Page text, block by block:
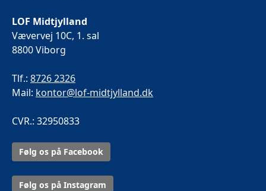
LOF Midtjylland
Vævervej 10C, 1. sal
8800 Viborg
Tlf.: 8726 2326
Mail: kontor@lof-midtjylland.dk
CVR.: 32950833
Følg os på Facebook
Følg os på Instagram